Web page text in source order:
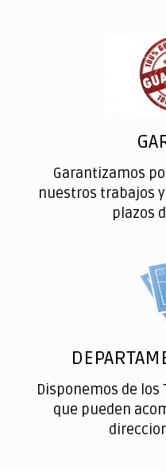
Garantizamos
nuestros trabajos
plazos
Disponemos de los
que pueden